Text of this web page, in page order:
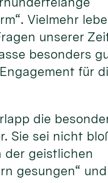
Vielmehr lebe
unserer
besonders
für
die
Sie sei nicht
der geistlichen
gesungen“ und